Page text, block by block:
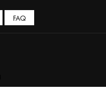
FAQ